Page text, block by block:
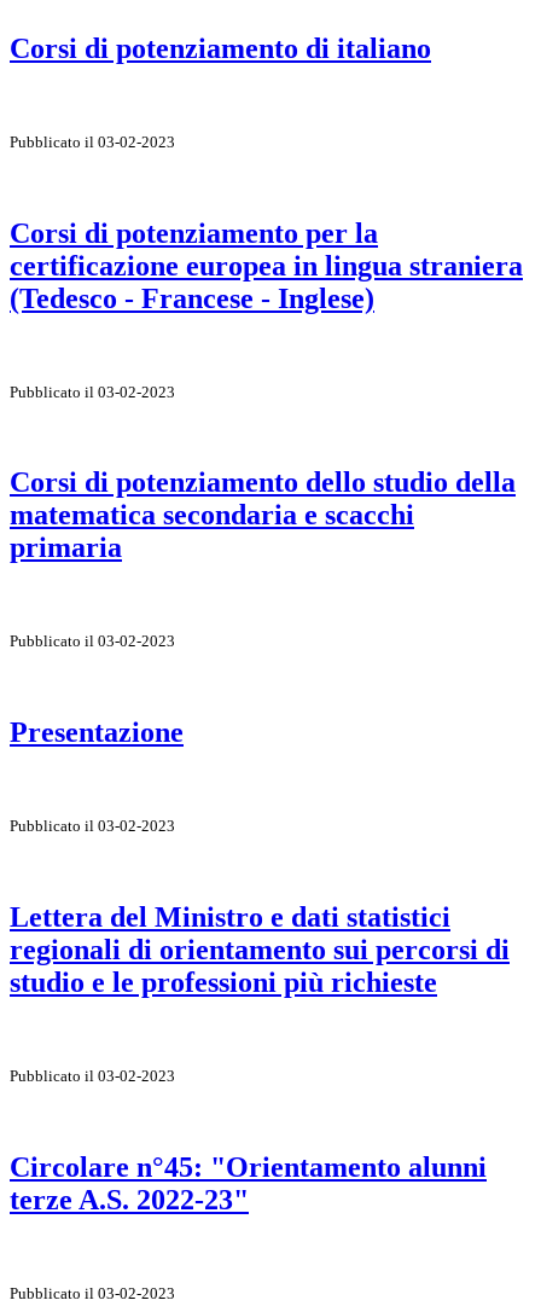
Corsi di potenziamento di italiano
Pubblicato il 03-02-2023
Corsi di potenziamento per la
certificazione europea in lingua straniera
(Tedesco - Francese - Inglese)
Pubblicato il 03-02-2023
Corsi di potenziamento dello studio della
matematica secondaria e scacchi
primaria
Pubblicato il 03-02-2023
Presentazione
Pubblicato il 03-02-2023
Lettera del Ministro e dati statistici
regionali di orientamento sui percorsi di
studio e le professioni più richieste
Pubblicato il 03-02-2023
Circolare n°45: "Orientamento alunni
terze A.S. 2022-23"
Pubblicato il 03-02-2023